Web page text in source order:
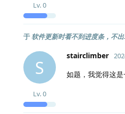
Lv.0
于软件更新时看不到进度条，不
S
stairclimber
Lv.0
如题，我觉得这